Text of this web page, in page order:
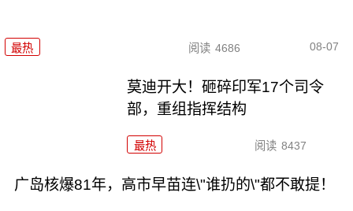
最热 阅读 4686 08-07
莫迪开大！砸碎印军17个司令
部，重组指挥结构
最热 阅读 8437
广岛核爆81年，高市早苗连\"谁扔的\"都不敢提！